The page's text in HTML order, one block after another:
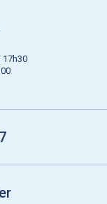
17h30